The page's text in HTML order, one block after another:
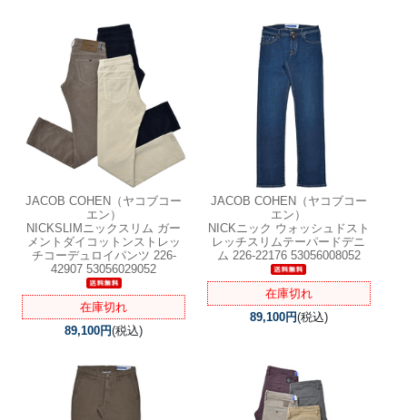
JACOB COHEN（ヤコブコー
エン）
NICKSLIMニックスリム ガー
メントダイコットンストレッ
チコーデュロイパンツ 226-
42907 53056029052
在庫切れ
89,100円(税込)
JACOB COHEN（ヤコブコー
エン）
NICKニック ウォッシュドスト
レッチスリムテーパードデニ
ム 226-22176 53056008052
在庫切れ
89,100円(税込)